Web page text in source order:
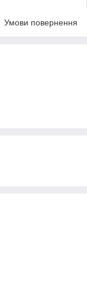
Умови повернення